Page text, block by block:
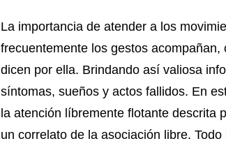
La importancia de atender a los
frecuentemente los gestos
dicen por ella. Brindando así valiosa
síntomas, sueños y actos fallidos. En
la atención líbremente flotante descrita
un correlato de la asociación libre.